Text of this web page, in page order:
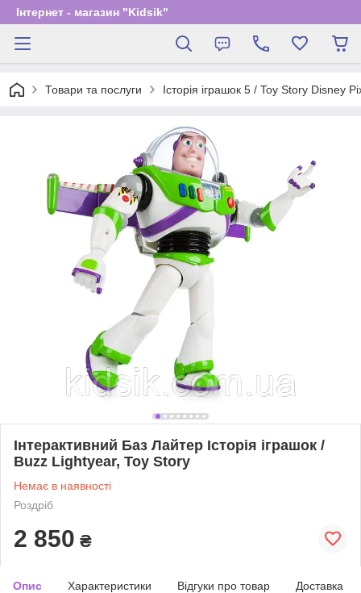
Інтернет - магазин "Kidsik"
Товари та послуги Історія іграшок 5 / Toy Story Disney
Інтерактивний Баз Лайтер Історія іграшок /
Buzz Lightyear, Toy Story
Немає в наявності
Роздріб
2 850 ₴
Опис Характеристики Відгуки про товар Доставка